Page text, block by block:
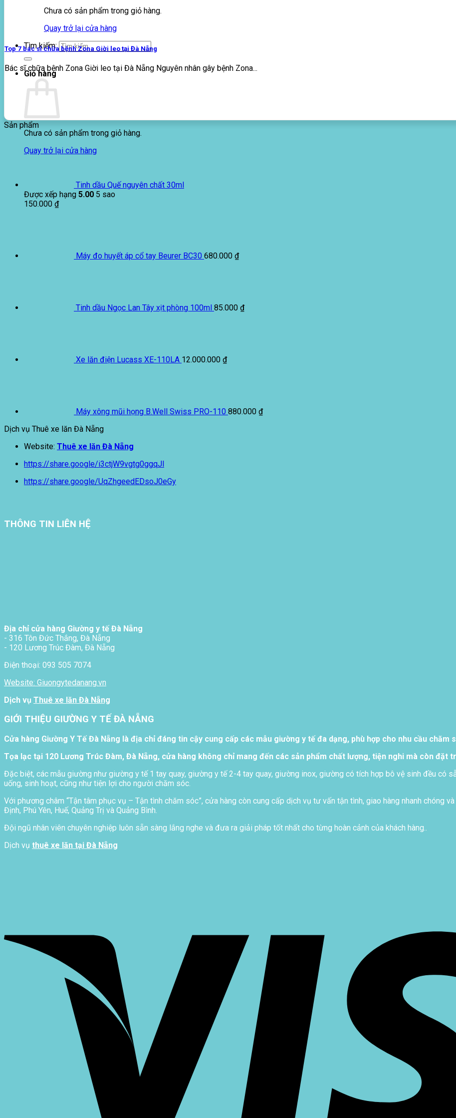
Chưa có sản phẩm trong giỏ hàng.
Quay trở lại cửa hàng
Tìm kiếm:
Giỏ hàng
Chưa có sản phẩm trong giỏ hàng.
Quay trở lại cửa hàng
Top 7 bác sĩ chữa bệnh Zona Giời leo tại Đà Nẵng
Bác sĩ chữa bệnh Zona Giời leo tại Đà Nẵng Nguyên nhân gây bệnh Zona...
Sản phẩm
Tinh dầu Quế nguyên chất 30ml
Được xếp hạng 5.00 5 sao
150.000 ₫
Máy đo huyết áp cổ tay Beurer BC30 680.000 ₫
Tinh dầu Ngọc Lan Tây xịt phòng 100ml 85.000 ₫
Xe lăn điện Lucass XE-110LA 12.000.000 ₫
Máy xông mũi họng B.Well Swiss PRO-110 880.000 ₫
Dịch vụ Thuê xe lăn Đà Nẵng
Website: Thuê xe lăn Đà Nẵng
https://share.google/i3ctjW9vgtg0ggqJl
https://share.google/UqZhgeedEDsoJ0eGy
THÔNG TIN LIÊN HỆ
Địa chỉ cửa hàng Giường y tế Đà Nẵng
- 316 Tôn Đức Thắng, Đà Nẵng
- 120 Lương Trúc Đàm, Đà Nẵng
Điện thoại: 093 505 7074
Website: Giuongytedanang.vn
Dịch vụ Thuê xe lăn Đà Nẵng
GIỚI THIỆU GIƯỜNG Y TẾ ĐÀ NẴNG
Cửa hàng Giường Y Tế Đà Nẵng là địa chỉ đáng tin cậy cung cấp các mẫu giường y tế đa dạng, phù hợp cho nhu cầu
Tọa lạc tại 120 Lương Trúc Đàm, Đà Nẵng, cửa hàng không chỉ mang đến các sản phẩm chất lượng, tiện nghi mà còn đặt
Đặc biệt, các mẫu giường như giường y tế 1 tay quay, giường y tế 2-4 tay quay, giường inox, giường có tích hợp bô vệ sinh đều có
uống, sinh hoạt, cũng như tiện lợi cho người chăm sóc.
Với phương châm “Tận tâm phục vụ – Tận tình chăm sóc”, cửa hàng còn cung cấp dịch vụ tư vấn tận tình, giao hàng nhanh chóng
Định, Phú Yên, Huế, Quảng Trị và Quảng Bình.
Đội ngũ nhân viên chuyên nghiệp luôn sẵn sàng lắng nghe và đưa ra giải pháp tốt nhất cho từng hoàn cảnh của khách hàng..
Dịch vụ thuê xe lăn tại Đà Nẵng